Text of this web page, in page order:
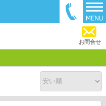
お問合せ